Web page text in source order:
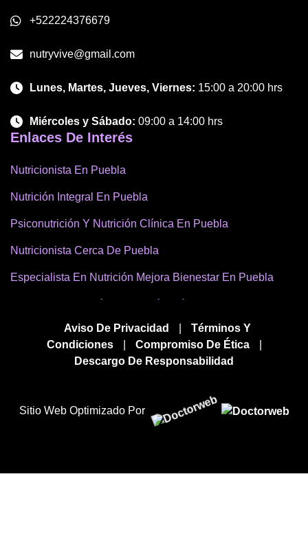
+522224376679
nutryvive@gmail.com
Lunes, Martes, Jueves, Viernes: 15:00 a 20:00 hrs
Miércoles y Sábado: 09:00 a 14:00 hrs
Enlaces De Interés
Nutricionista En Puebla
Nutrición Integral En Puebla
Psiconutrición Y Nutrición Clínica En Puebla
Nutricionista Cerca De Puebla
Especialista En Nutrición Mejora Bienestar En Puebla
Nutrición Para Bienestar Cerca De Mi Ubicación En
Precio Consulta Nutricionista En Puebla
Aviso De Privacidad
Términos Y
Condiciones
Compromiso De Ética
Descargo De Responsabilidad
Sitio Web Optimizado Por